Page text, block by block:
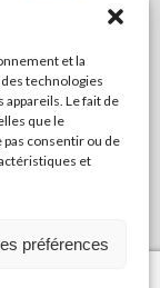
et la
technologies
Le fait de
que le
pas consentir ou de
et
préférences